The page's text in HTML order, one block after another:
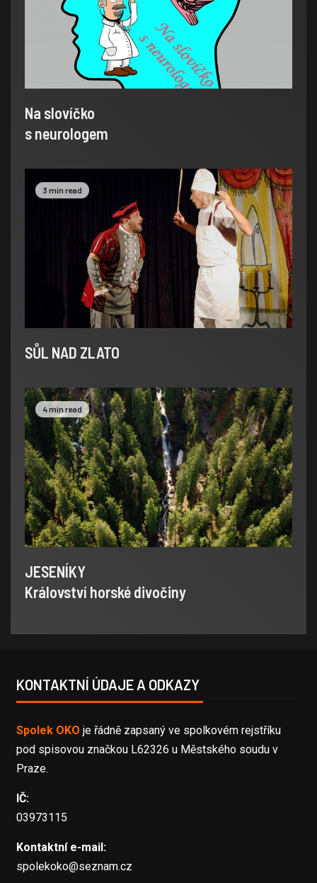
Na slovíčko
s neurologem
3 min read
SŮL NAD ZLATO
4 min read
JESENÍKY
Království horské divočiny
KONTAKTNÍ ÚDAJE A ODKAZY
Spolek OKO je řádně zapsaný ve spolkovém rejstříku
pod spisovou značkou L62326 u Městského soudu v
Praze.
IČ:
03973115
Kontaktní e-mail:
spolekoko@seznam.cz